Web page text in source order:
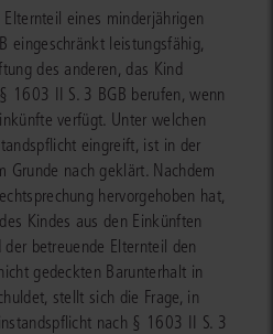
eines minderjährigen
eingeschränkt leistungsfähig,
des anderen, das Kind
1603 II S. 3 BGB berufen, wenn
verfügt. Unter welchen
eingreift, ist in der
Grunde nach geklärt. Nachdem
hervorgehoben hat,
Kindes aus den Einkünften
betreuende Elternteil den
gedeckten Barunterhalt in
stellt sich die Frage, in
nach § 1603 II S. 3